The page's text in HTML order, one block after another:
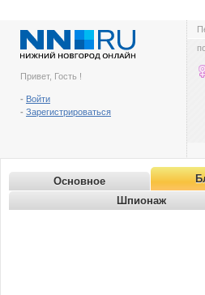
Привет, Гость !
- Войти
- Зарегистрироваться
Основное
Шпионаж